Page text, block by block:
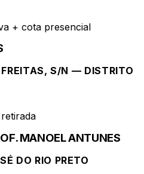
+ cota presencial
S/N — DISTRITO
MANOEL ANTUNES
DO RIO PRETO